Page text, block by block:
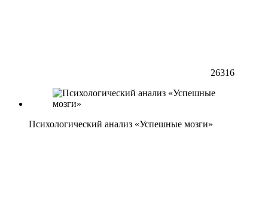
26316
Психологический анализ «Успешные мозги»